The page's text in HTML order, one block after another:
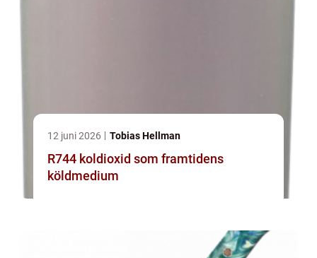
12 juni 2026 Tobias Hellman
R744 koldioxid som framtidens
köldmedium